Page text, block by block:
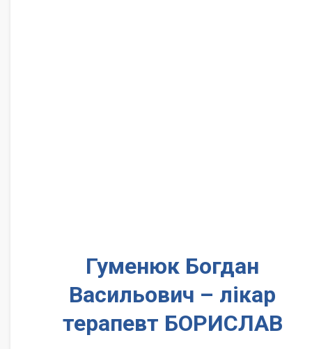
Гуменюк Богдан
Васильович – лікар
терапевт БОРИСЛАВ